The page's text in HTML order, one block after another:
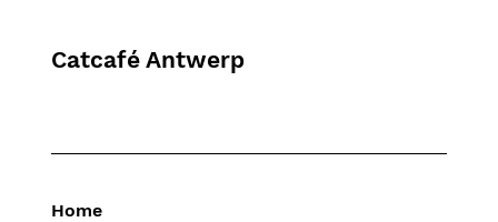
Catcafé Antwerp
Home